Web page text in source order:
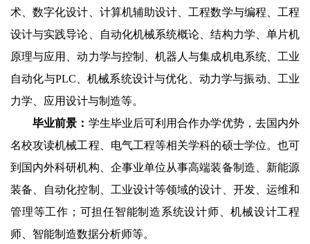
术、数字化设计、计算机辅助设计、工程数学与编程、工程
设计与实践导论、自动化机械系统概论、结构力学、单片机
原理与应用、动力学与控制、机器人与集成机电系统、工业
自动化与PLC 、机械系统设计与优化、动力学与振动、工业
力学、应用设计与制造等。
毕业前景： 学生毕业后可利用合作办学优势，去国内外
名校攻读机械工程、电气工程等相关学科的硕士学位。也可
到国内外科研机构、企事业单位从事高端装备制造、新能源
装备、自动化控制、工业设计等领域的设计、开发、运维和
管理等工作；可担任智能制造系统设计师、机械设计工程
师、智能制造数据分析师等。